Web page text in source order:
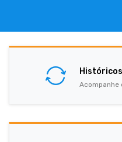
Históricos
Acompanhe